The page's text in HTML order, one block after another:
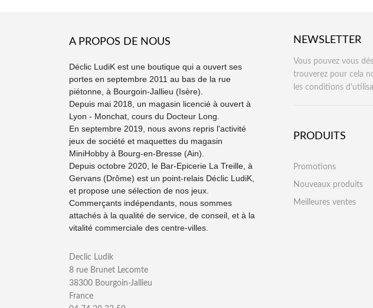
A PROPOS DE NOUS
Déclic LudiK est une boutique qui a ouvert ses
portes en septembre 2011 au bas de la rue
piétonne, à Bourgoin-Jallieu (Isère).
Depuis mai 2018, un magasin licencié à ouvert à
Lyon - Monchat, cours du Docteur Long.
En septembre 2019, nous avons repris l'activité
jeux de société et maquettes du magasin
MiniHobby à Bourg-en-Bresse (Ain).
Depuis octobre 2020, le Bar-Epicerie La Treille, à
Gervans (Drôme) est un point-relais Déclic LudiK,
et propose une sélection de nos jeux.
Commerçants indépendants, nous sommes
attachés à la qualité de service, de conseil, et à la
vitalité commerciale des centre-villes.
Declic Ludik
8 rue Brunet Lecomte
38300 Bourgoin-Jallieu
France
NEWSLETTER
Vous pouvez vous
trouverez pour cela
les conditions
PRODUITS
Promotions
Nouveaux produits
Meilleures ventes